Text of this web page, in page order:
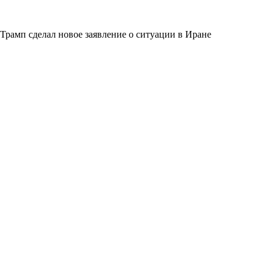
Трамп сделал новое заявление о ситуации в Иране